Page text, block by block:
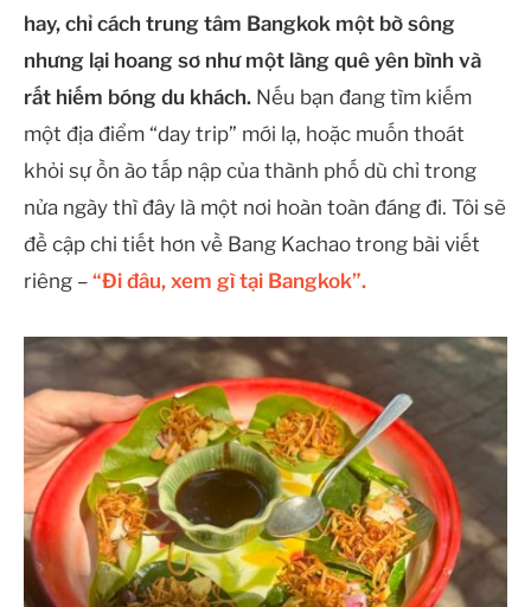
hay, chỉ cách trung tâm Bangkok một bờ sông
nhưng lại hoang sơ như một làng quê yên bình và
rất hiếm bóng du khách. Nếu bạn đang tìm kiếm
một địa điểm “day trip” mới lạ, hoặc muốn thoát
khỏi sự ồn ào tấp nập của thành phố dù chỉ trong
nửa ngày thì đây là một nơi hoàn toàn đáng đi. Tôi sẽ
đề cập chi tiết hơn về Bang Kachao trong bài viết
riêng – “Đi đâu, xem gì tại Bangkok”.